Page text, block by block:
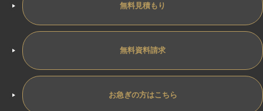
無料見積もり
無料資料請求
お急ぎの方はこちら